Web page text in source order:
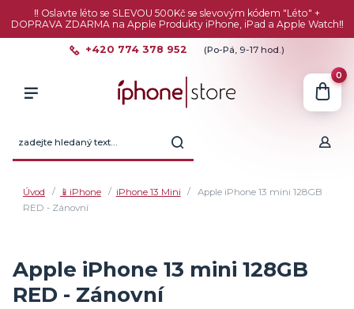
‼️ Oslavte léto se SLEVOU 500Kč se slevovým kódem "Léto" +
DOPRAVA ZDARMA na Apple Produkty iPhone, iPad a Apple Watch‼️
+420 774 378 952 (Po-Pá, 9-17 hod.)
0
Úvod 📱iPhone iPhone 13 Mini
Apple iPhone 13 mini 128GB
RED - Zánovní
Apple iPhone 13 mini 128GB
RED - Zánovní